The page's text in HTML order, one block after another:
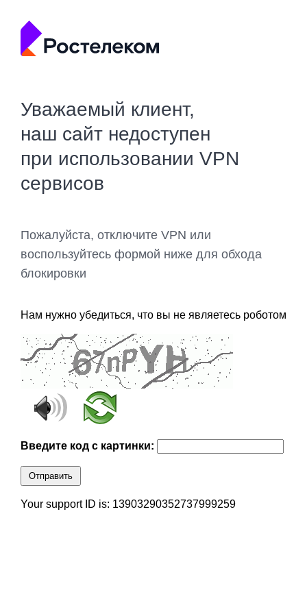
Уважаемый клиент,
наш сайт недоступен
при использовании VPN
сервисов
Пожалуйста, отключите VPN или
воспользуйтесь формой ниже для обхода
блокировки
Нам нужно убедиться, что вы не являетесь роботом
Введите код с картинки:
Отправить
Your support ID is: 13903290352737999259